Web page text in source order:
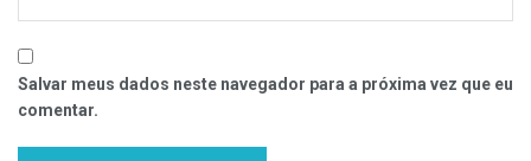
Salvar meus dados neste navegador para a próxima vez que eu
comentar.